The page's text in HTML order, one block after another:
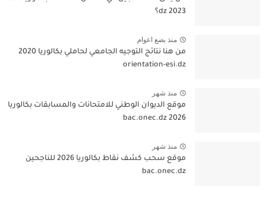
dz 2023؟
منذ بضع اعوام
من هنا نتائج التوجيه الجامعي لحاملي بكالوريا 2020
orientation-esi.dz
منذ شهر
موقع الديوان الوطني للامتحانات والمسابقات بكالوريا
2026 bac.onec.dz
منذ شهر
موقع سحب كشف نقاط بكالوريا 2026 للناجحين
bac.onec.dz